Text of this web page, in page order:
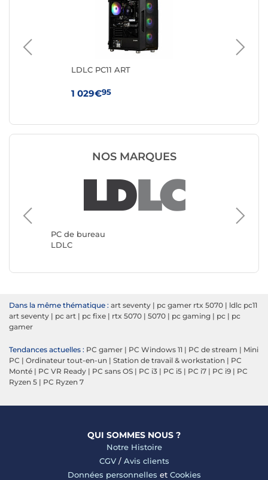
LDLC PC11 ART
1 029€95
NOS MARQUES
PC de bureau
LDLC
PC de
Dans la même thématique : art seventy | pc gamer rtx 5070 | ldlc pc11
art seventy | pc art | pc fixe | rtx 5070 | 5070 | pc gaming | pc | pc
gamer
Tendances actuelles : PC gamer | PC Windows 11 | PC de stream | Mini
PC | Ordinateur tout-en-un | Station de travail & workstation | PC
Monté | PC VR Ready | PC sans OS | PC i3 | PC i5 | PC i7 | PC i9 | PC
Ryzen 5 | PC Ryzen 7
QUI SOMMES NOUS ?
Notre Histoire
CGV/ Avis clients
Données personnelles et Cookies